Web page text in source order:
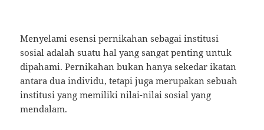
Menyelami esensi pernikahan sebagai institusi
sosial adalah suatu hal yang sangat penting untuk
dipahami. Pernikahan bukan hanya sekedar ikatan
antara dua individu, tetapi juga merupakan sebuah
institusi yang memiliki nilai-nilai sosial yang
mendalam.